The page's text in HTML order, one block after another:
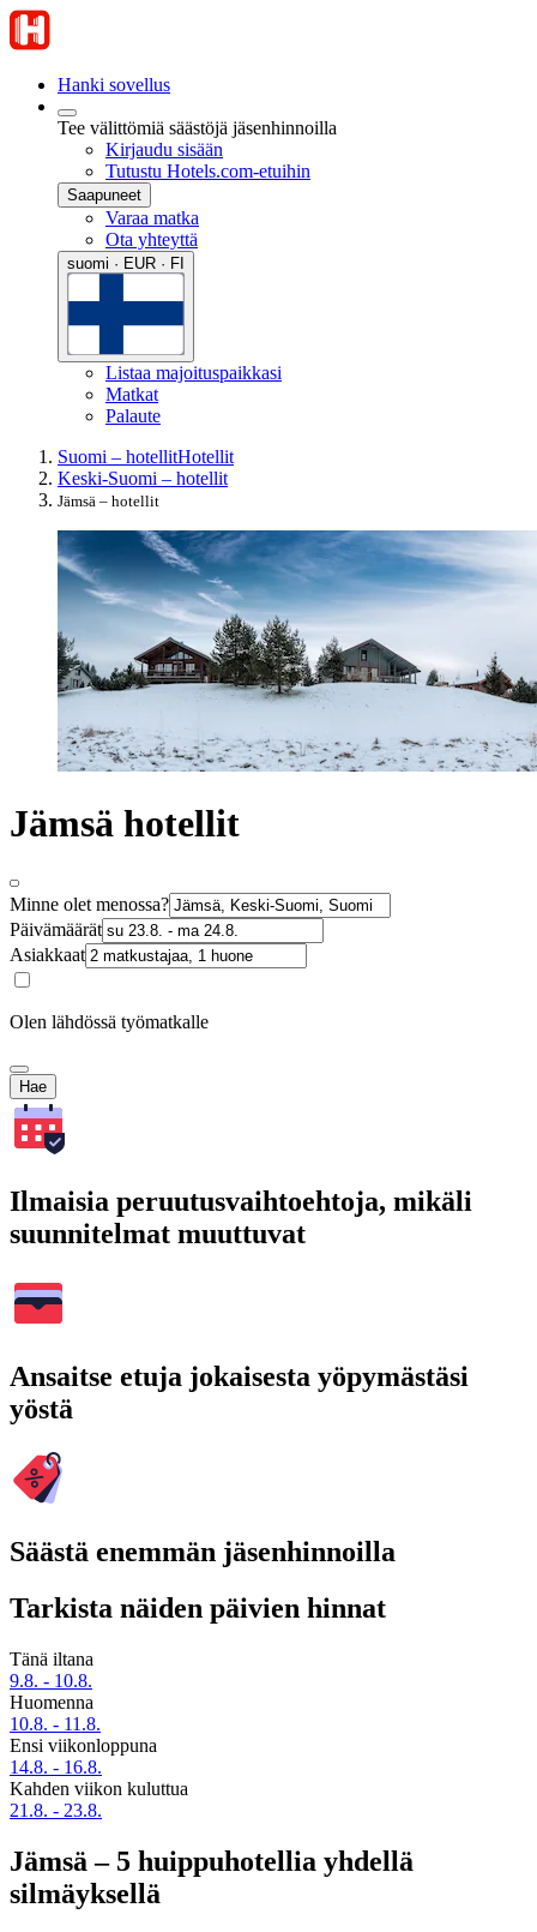
Hanki sovellus
Tee välittömiä säästöjä jäsenhinnoilla
Kirjaudu sisään
Tutustu Hotels.com-etuihin
Saapuneet
Varaa matka
Ota yhteyttä
suomi · EUR · FI
Listaa majoituspaikkasi
Matkat
Palaute
Suomi – hotellitHotellit
Keski-Suomi – hotellit
Jämsä – hotellit
Jämsä hotellit
Minne olet menossa?
Päivämäärät
Asiakkaat
Olen lähdössä työmatkalle
Hae
Ilmaisia peruutusvaihtoehtoja, mikäli
suunnitelmat muuttuvat
Ansaitse etuja jokaisesta yöpymästäsi
yöstä
Säästä enemmän jäsenhinnoilla
Tarkista näiden päivien hinnat
Tänä iltana
9.8. - 10.8.
Huomenna
10.8. - 11.8.
Ensi viikonloppuna
14.8. - 16.8.
Kahden viikon kuluttua
21.8. - 23.8.
Jämsä – 5 huippuhotellia yhdellä
silmäyksellä